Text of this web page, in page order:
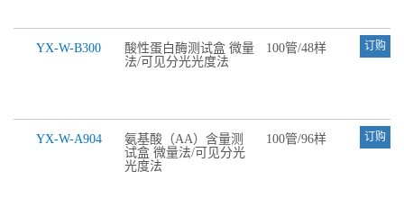
YX-W-B300
酸性蛋白酶测试盒 微量
法/可见分光光度法
100管/48样 订购
YX-W-A904
氨基酸（AA）含量测
试盒 微量法/可见分光
光度法
100管/96样 订购